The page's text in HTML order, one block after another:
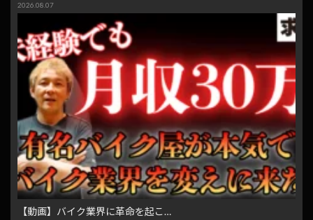
2026.08.07
【動画】バイク業界に革命を起こ…